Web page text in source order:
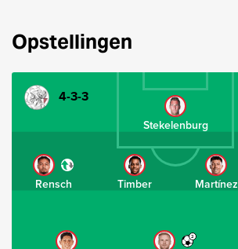
Opstellingen
4-3-3
Stekelenburg
Rensch Timber Martínez
2